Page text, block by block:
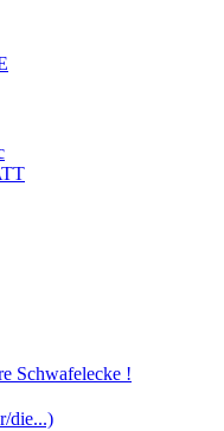
Schwafelecke !
die...)